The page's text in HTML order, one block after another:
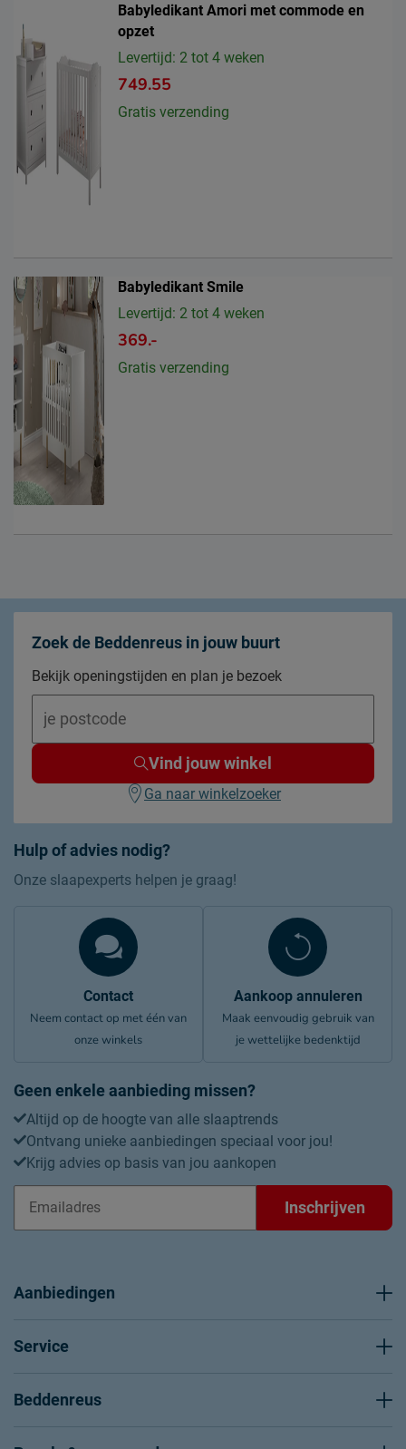
Babyledikant Amori met commode en
opzet
Levertijd: 2 tot 4 weken
749.55
Gratis verzending
Babyledikant Smile
Levertijd: 2 tot 4 weken
369.-
Gratis verzending
Hulp of advies nodig?
Onze slaapexperts helpen je graag!
Contact
Neem contact op met één van
onze winkels
Aankoop annuleren
Maak eenvoudig gebruik van
je wettelijke bedenktijd
Geen enkele aanbieding missen?
Altijd op de hoogte van alle slaaptrends
Ontvang unieke aanbiedingen speciaal voor jou!
Krijg advies op basis van jou aankopen
Inschrijven
Zoek de Beddenreus in jouw buurt
Bekijk openingstijden en plan je bezoek
Vind jouw winkel
Ga naar winkelzoeker
Aanbiedingen
Service
Beddenreus